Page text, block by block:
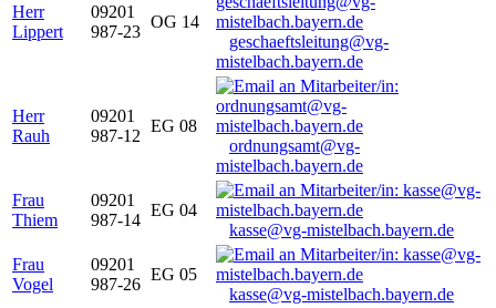
Herr
Lippert
09201
987-23
OG 14
geschaeftsleitung@vg-
mistelbach.bayern.de
Herr
Rauh
09201
987-12
EG 08
ordnungsamt@vg-
mistelbach.bayern.de
Frau
Thiem
09201
987-14
EG 04
kasse@vg-mistelbach.bayern.de
Frau
Vogel
09201
987-26
EG 05
kasse@vg-mistelbach.bayern.de